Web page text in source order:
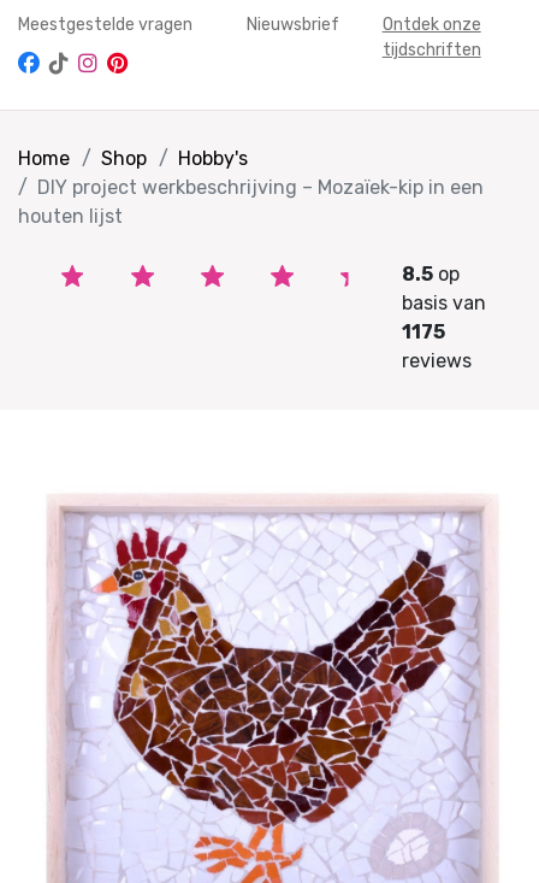
Meestgestelde vragen Nieuwsbrief
Ontdek onze
tijdschriften
Home Shop
Hobby's
DIY project werkbeschrijving – Mozaïek-kip in een
houten lijst
8.5op
basis van
1175
reviews